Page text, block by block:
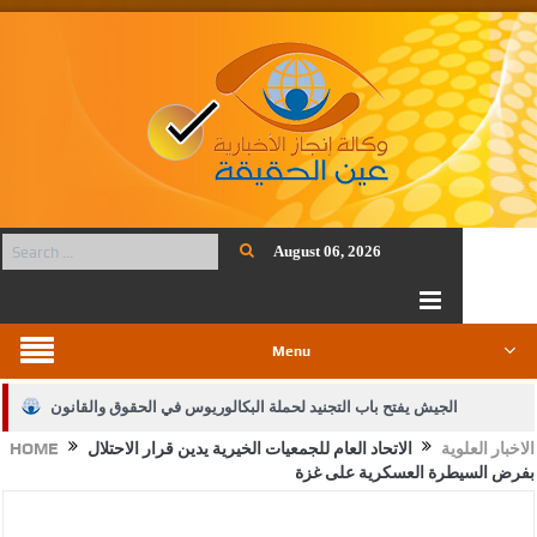
August 06, 2026
Menu
الجيش يفتح باب التجنيد لحملة البكالوريوس في الحقوق والقانون
بيان اجتماع عمّان:دعم الوصاية الهاشمية التاريخية على المقدسات HOME الاخبار العلوية
الاتحاد العام للجمعيات الخيرية يدين قرار الاحتلال
بفرض السيطرة العسكرية على غزة